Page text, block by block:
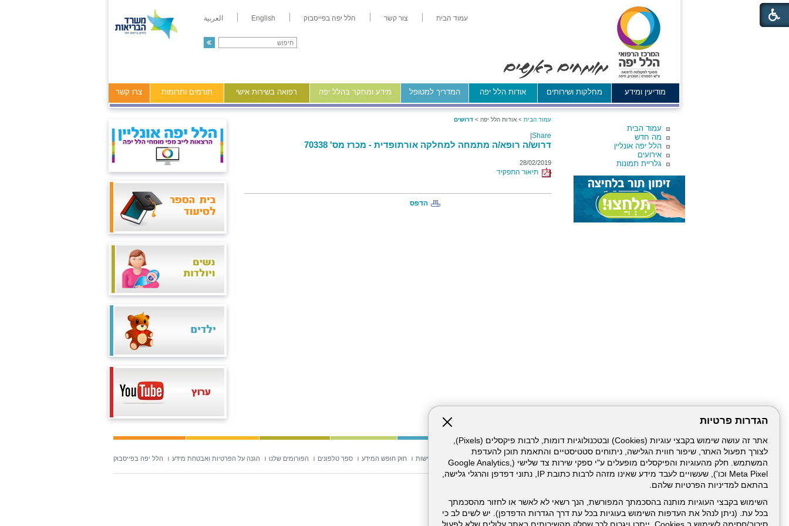
הגדרות פרטיות
אתר זה עושה שימוש בקבצי עוגיות (Cookies) ובטכנולוגיות דומות, לרבות פיקסלים (Pixels),
לצורך תפעול האתר, שיפור חווית הגלישה, ניתוחים סטטיסטיים והתאמת תוכן להעדפת
המשתמש. חלק מהעוגיות והפיקסלים מופעלים ע"י ספקי שירות צד שלישי (Google Analytics,
Meta Pixel וכו'), שעשויים לעבד מידע שאינו מזהה לרבות כתובת IP, נתוני דפדפן והרגלי גלישה,
בהתאם למדיניות הפרטיות שלהם.
השימוש בקבצי העוגיות מותנה בהסכמתך המפורשת, הנך רשאי לא לאשר או לחזור מהסכמתך
בכל עת. (ניתן לנהל את העדפות השימוש בעוגיות בכל עת דרך הגדרות הדפדפן). יש לשים לב כי
עמוד הבית צור קשר הלל יפה בפייסבוק English العربية
מודיעין ומידע מחלקות ושירותים אודות הלל יפה המדריך למטופל מידע ומחקר בהלל יפה רפואה בשירות אישי תורמים ותרומות צרו קשר
עמוד הבית
מה חדש
הלל יפה אונליין
אירועים
גלריית תמונות
עמוד הבית > אודות הלל יפה > דרושים
Share
דרוש/ה רופא/ה מתמחה למחלקה אורתופדית - מכרז מס' 70338
28/02/2019
תיאור התפקיד
הדפס
תנאי שימוש באתר מפת אתר הצהרת נגישות חוק חופש המידע ספר טלפונים הפורומים שלנו הגנה על הפרטיות ואבטחת מידע הלל יפה בפייסבוק
ניהול תכנים: